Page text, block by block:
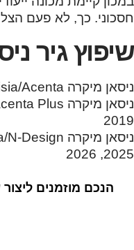
חסכוני. כך, לא פעם
שיפוץ גיר
ניסאן מיקרה Visia/Acenta אוט’ 1.2 (80 כ”ס) שנות ייצור: 2010, 2011, 2012, 2013
2019
2025, 2026
הנכם מוזמנים